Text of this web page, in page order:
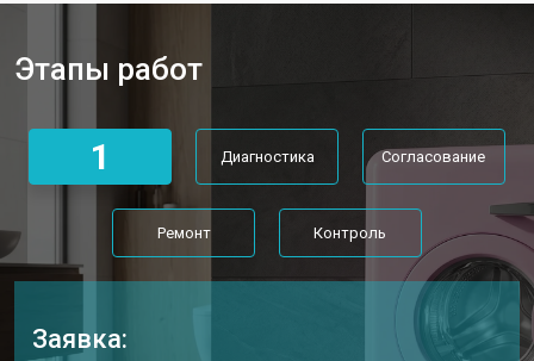
Замена дозатора моющих средств
Ремонт или замена петли двери от 2000 ₽ Заказать
Ремонт платы управления
(восстановление)
Корпусный ремонт (замена резинок,
креплений, кнопок)
от 1850 ₽
Замена крестовины Заказать
Smeg
Заказать
Этапы работ
1 Диагностика Согласование
Ремонт Контроль
Заявка: